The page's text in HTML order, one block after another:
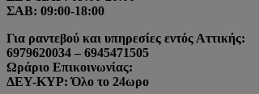
ΣΑΒ: 09:00-18:00
Για ραντεβού και υπηρεσίες εντός Αττικής:
6979620034 – 6945471505
Ωράριο Επικοινωνίας:
ΔΕΥ-ΚΥΡ: Όλο το 24ωρο